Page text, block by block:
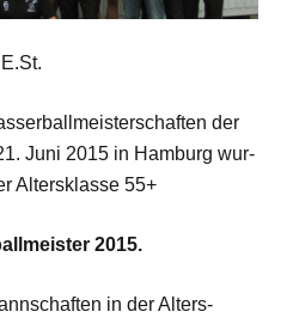
der
Juni 2015 in Ham­burg wur­
Alters­klasse 55+
2015.
in der Alters­